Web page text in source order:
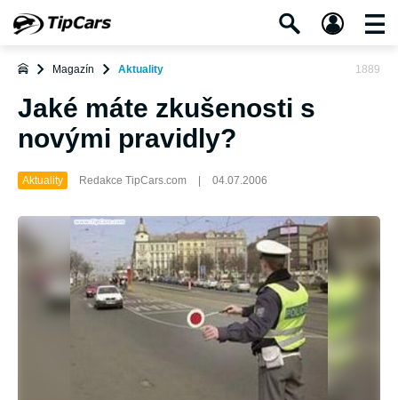
Magazín Aktuality 1889
Jaké máte zkušenosti s
novými pravidly?
Aktuality Redakce TipCars.com 04.07.2006